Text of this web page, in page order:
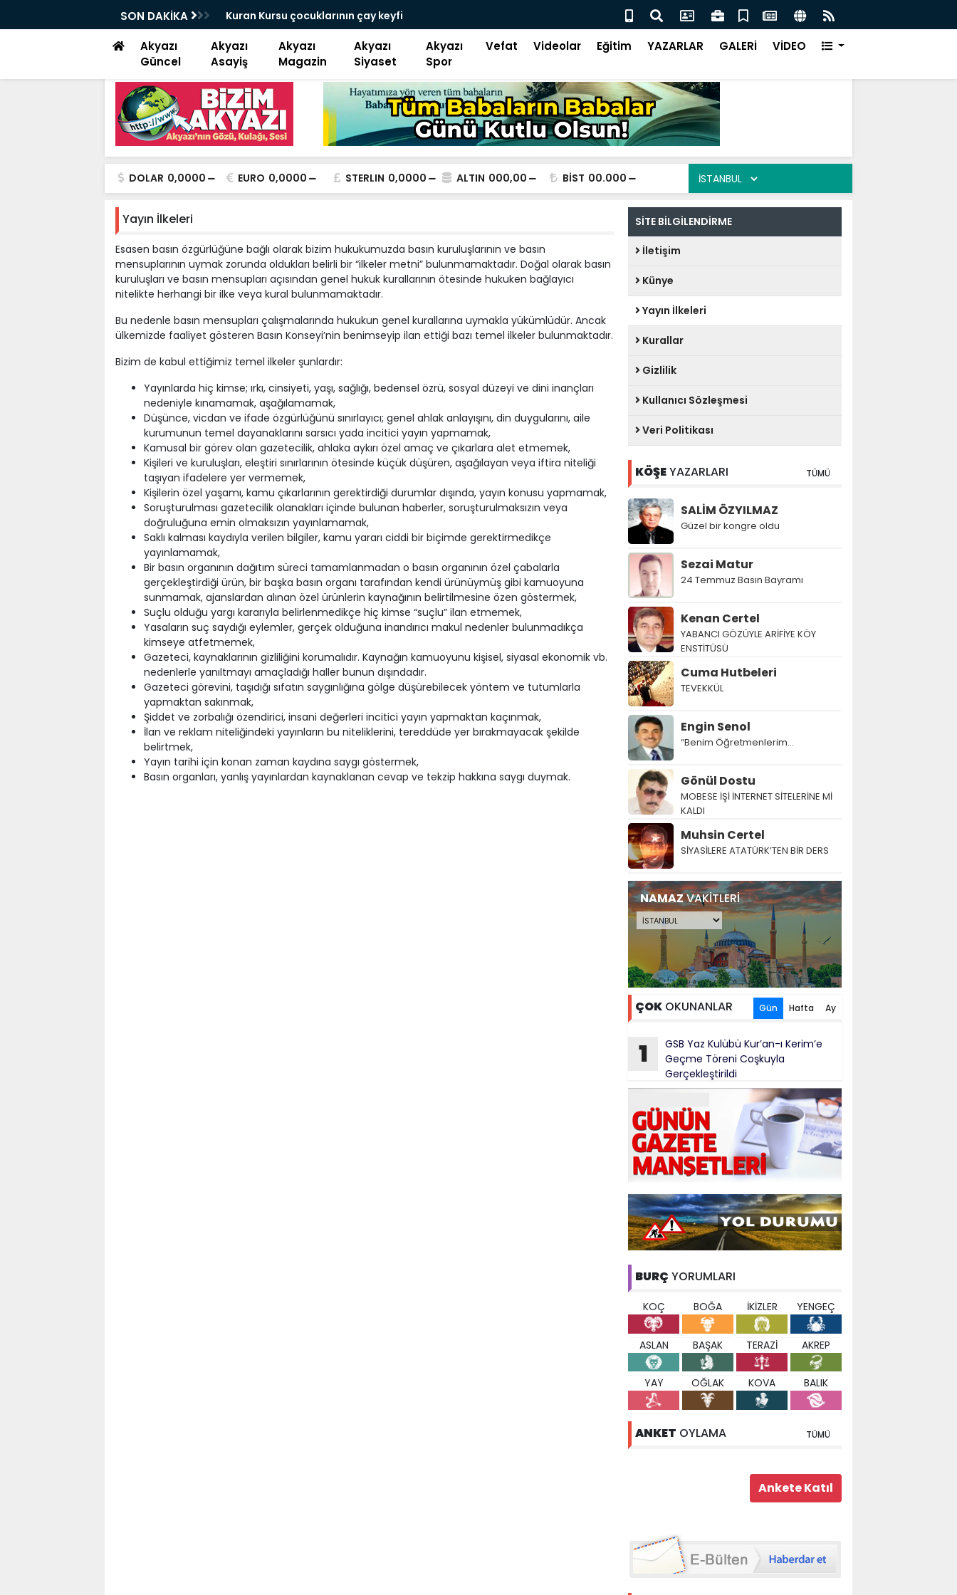
SON DAKİKA
PAZARIN KRALI OLMAYA DEVAM EDİYOR Kuran Kursu çocuklarının çay keyfi
Saadet Partisi Akyazı İlçe başkanı Alan “ Bizim niyetimiz üzüm
yemektir”
Akyazı
Güncel
Akyazı
Asayiş
Akyazı
Magazin
Akyazı
Siyaset
Akyazı
Spor
Vefat Videolar Eğitim YAZARLAR GALERİ VİDEO
DOLAR 0,0000 EURO 0,0000 STERLIN 0,0000 ALTIN 000,00 BİST 00.000
Yayın İlkeleri
Esasen basın özgürlüğüne bağlı olarak bizim hukukumuzda basın kuruluşlarının ve basın
mensuplarının uymak zorunda oldukları belirli bir “ilkeler metni” bulunmamaktadır. Doğal olarak basın
kuruluşları ve basın mensupları açısından genel hukuk kurallarının ötesinde hukuken bağlayıcı
nitelikte herhangi bir ilke veya kural bulunmamaktadır.
Bu nedenle basın mensupları çalışmalarında hukukun genel kurallarına uymakla yükümlüdür. Ancak
ülkemizde faaliyet gösteren Basın Konseyi’nin benimseyip ilan ettiği bazı temel ilkeler bulunmaktadır.
Bizim de kabul ettiğimiz temel ilkeler şunlardır:
Yayınlarda hiç kimse; ırkı, cinsiyeti, yaşı, sağlığı, bedensel özrü, sosyal düzeyi ve dini inançları
nedeniyle kınamamak, aşağılamamak,
Düşünce, vicdan ve ifade özgürlüğünü sınırlayıcı; genel ahlak anlayışını, din duygularını, aile
kurumunun temel dayanaklarını sarsıcı yada incitici yayın yapmamak,
Kamusal bir görev olan gazetecilik, ahlaka aykırı özel amaç ve çıkarlara alet etmemek,
Kişileri ve kuruluşları, eleştiri sınırlarının ötesinde küçük düşüren, aşağılayan veya iftira niteliği
taşıyan ifadelere yer vermemek,
Kişilerin özel yaşamı, kamu çıkarlarının gerektirdiği durumlar dışında, yayın konusu yapmamak,
Soruşturulması gazetecilik olanakları içinde bulunan haberler, soruşturulmaksızın veya
doğruluğuna emin olmaksızın yayınlamamak,
Saklı kalması kaydıyla verilen bilgiler, kamu yararı ciddi bir biçimde gerektirmedikçe
yayınlamamak,
Bir basın organının dağıtım süreci tamamlanmadan o basın organının özel çabalarla
gerçekleştirdiği ürün, bir başka basın organı tarafından kendi ürünüymüş gibi kamuoyuna
sunmamak, ajanslardan alınan özel ürünlerin kaynağının belirtilmesine özen göstermek,
Suçlu olduğu yargı kararıyla belirlenmedikçe hiç kimse “suçlu” ilan etmemek,
Yasaların suç saydığı eylemler, gerçek olduğuna inandırıcı makul nedenler bulunmadıkça
kimseye atfetmemek,
Gazeteci, kaynaklarının gizliliğini korumalıdır. Kaynağın kamuoyunu kişisel, siyasal ekonomik vb.
nedenlerle yanıltmayı amaçladığı haller bunun dışındadır.
Gazeteci görevini, taşıdığı sıfatın saygınlığına gölge düşürebilecek yöntem ve tutumlarla
yapmaktan sakınmak,
Şiddet ve zorbalığı özendirici, insani değerleri incitici yayın yapmaktan kaçınmak,
İlan ve reklam niteliğindeki yayınların bu niteliklerini, tereddüde yer bırakmayacak şekilde
belirtmek,
Yayın tarihi için konan zaman kaydına saygı göstermek,
Basın organları, yanlış yayınlardan kaynaklanan cevap ve tekzip hakkına saygı duymak.
SİTE BİLGİLENDİRME
İletişim
Künye
Yayın İlkeleri
Kurallar
Gizlilik
Kullanıcı Sözleşmesi
Veri Politikası
KÖŞEYAZARLARI TÜMÜ
SALİM ÖZYILMAZ
Güzel bir kongre oldu
Sezai Matur
24 Temmuz Basın Bayramı
Kenan Certel
YABANCI GÖZÜYLE ARİFİYE KÖY
ENSTİTÜSÜ
Cuma Hutbeleri
TEVEKKÜL
Engin Senol
“Benim Öğretmenlerim…
Gönül Dostu
MOBESE İŞİ İNTERNET SİTELERİNE Mİ
KALDI
Muhsin Certel
SİYASİLERE ATATÜRK’TEN BİR DERS
NAMAZVAKİTLERİ
ÇOK OKUNANLAR Gün Hafta Ay
1
GSB Yaz Kulübü Kur’an-ı Kerim’e
Geçme Töreni Coşkuyla
Gerçekleştirildi
BURÇ YORUMLARI
KOÇ BOĞA İKİZLER YENGEÇ
ASLAN BAŞAK TERAZİ AKREP
YAY OĞLAK KOVA BALIK
ANKET OYLAMA TÜMÜ